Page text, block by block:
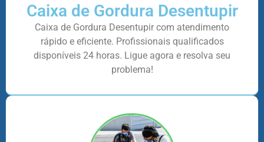
Caixa de Gordura Desentupir
Caixa de Gordura Desentupir com atendimento
rápido e eficiente. Profissionais qualificados
disponíveis 24 horas. Ligue agora e resolva seu
problema!